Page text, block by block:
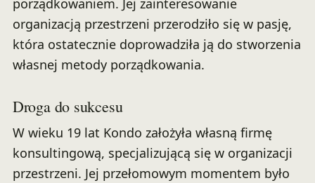
porządkowaniem. Jej zainteresowanie
organizacją przestrzeni przerodziło się w pasję,
która ostatecznie doprowadziła ją do stworzenia
własnej metody porządkowania.
Droga do sukcesu
W wieku 19 lat Kondo założyła własną firmę
konsultingową, specjalizującą się w organizacji
przestrzeni. Jej przełomowym momentem było